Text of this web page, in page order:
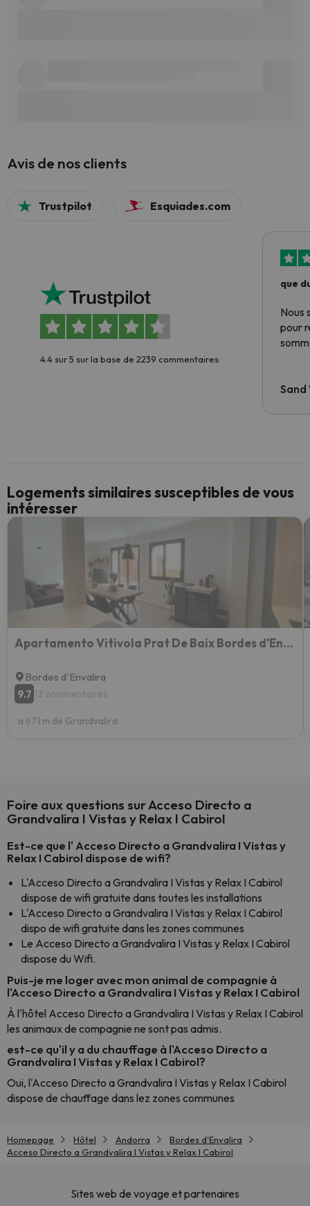
Avis de nos clients
Trustpilot Esquiades.com
4.4 sur 5 sur la base de 2239 commentaires
que
Nous
pour
Sand
Logements similaires susceptibles de vous
intéresser
Apartamento Vitivola Prat De Baix Bordes d'Envalira
Bordes d'Envalira
9.7 12 commentaires
a 671 m de Grandvalira
Foire aux questions sur Acceso Directo a
Grandvalira I Vistas y Relax I Cabirol
Est-ce que l' Acceso Directo a Grandvalira I Vistas y
Relax I Cabirol dispose de wifi?
L'Acceso Directo a Grandvalira I Vistas y Relax I Cabirol
dispose de wifi gratuite dans toutes les installations
L'Acceso Directo a Grandvalira I Vistas y Relax I Cabirol
dispo de wifi gratuite dans les zones communes
Le Acceso Directo a Grandvalira I Vistas y Relax I Cabirol
dispose du Wifi.
Puis-je me loger avec mon animal de compagnie à
l'Acceso Directo a Grandvalira I Vistas y Relax I Cabirol
À l'hôtel Acceso Directo a Grandvalira I Vistas y Relax I Cabirol
les animaux de compagnie ne sont pas admis.
est-ce qu'il y a du chauffage à l'Acceso Directo a
Grandvalira I Vistas y Relax I Cabirol?
Oui, l'Acceso Directo a Grandvalira I Vistas y Relax I Cabirol
dispose de chauffage dans lez zones communes
Homepage Hôtel Andorra
Bordes d'Envalira
Acceso Directo a Grandvalira I Vistas y Relax I Cabirol
Sites web de voyage et partenaires